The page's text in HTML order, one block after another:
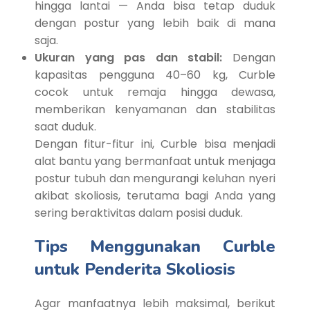
hingga lantai — Anda bisa tetap duduk
dengan postur yang lebih baik di mana
saja.
Ukuran yang pas dan stabil: Dengan
kapasitas pengguna 40–60 kg, Curble
cocok untuk remaja hingga dewasa,
memberikan kenyamanan dan stabilitas
saat duduk.
Dengan fitur-fitur ini, Curble bisa menjadi
alat bantu yang bermanfaat untuk menjaga
postur tubuh dan mengurangi keluhan nyeri
akibat skoliosis, terutama bagi Anda yang
sering beraktivitas dalam posisi duduk.
Tips Menggunakan Curble
untuk Penderita Skoliosis
Agar manfaatnya lebih maksimal, berikut